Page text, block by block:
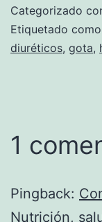
Categorizado
Etiquetado como
diuréticos, gota,
1
Pingback:
Nutrición,